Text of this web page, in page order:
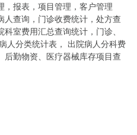
，报表，项目管理，客户管理
查询，门诊收费统计，处方查
室费用汇总查询统计，门诊、
人分类统计表， 出院病人分科费
后勤物资、医疗器械库存项目查